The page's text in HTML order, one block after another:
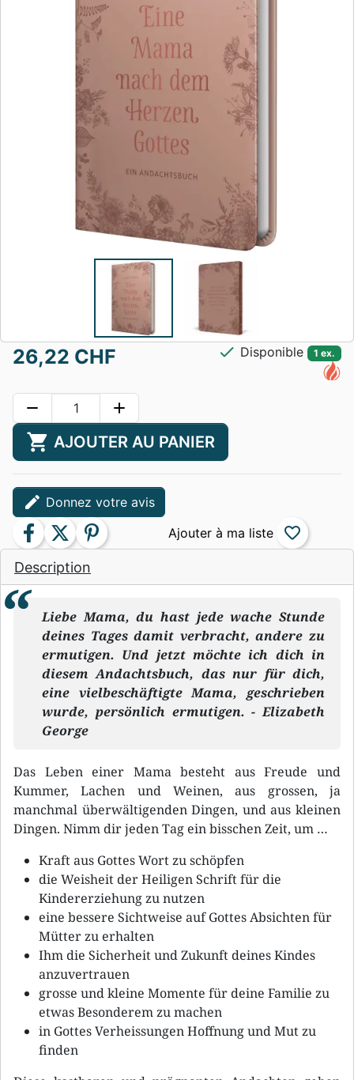
Description
Liebe Mama, du hast jede wache Stunde
deines Tages damit verbracht, andere zu
ermutigen. Und jetzt möchte ich dich in
diesem Andachtsbuch, das nur für dich,
eine vielbeschäftigte Mama, geschrieben
wurde, persönlich ermutigen. - Elizabeth
George
Das Leben einer Mama besteht aus Freude und
Kummer, Lachen und Weinen, aus grossen, ja
manchmal überwältigenden Dingen, und aus kleinen
Dingen. Nimm dir jeden Tag ein bisschen Zeit, um …
Kraft aus Gottes Wort zu schöpfen
die Weisheit der Heiligen Schrift für die
Kindererziehung zu nutzen
eine bessere Sichtweise auf Gottes Absichten für
Mütter zu erhalten
Ihm die Sicherheit und Zukunft deines Kindes
anzuvertrauen
grosse und kleine Momente für deine Familie zu
etwas Besonderem zu machen
in Gottes Verheissungen Hoffnung und Mut zu
finden
26,22 CHF check Disponible 1 ex.
remove add
shopping_cart AJOUTER AU PANIER
edit Donnez votre avis
facebook twitter pinterest favorite_border